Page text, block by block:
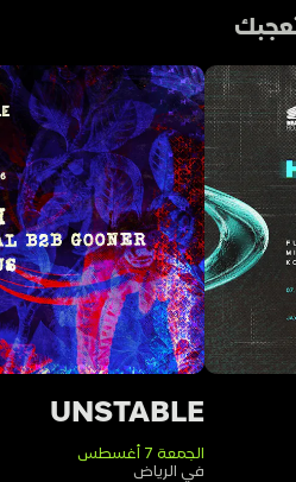
UNSTABLE
الجمعة 7 أغسطس
في الرياض